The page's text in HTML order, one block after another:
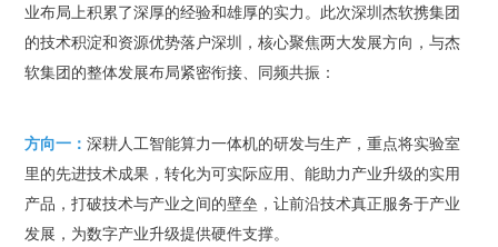
业布局上积累了深厚的经验和雄厚的实力。此次深圳杰软携集团
的技术积淀和资源优势落户深圳，核心聚焦两大发展方向，与杰
软集团的整体发展布局紧密衔接、同频共振：
方向一：深耕人工智能算力一体机的研发与生产，重点将实验室
里的先进技术成果，转化为可实际应用、能助力产业升级的实用
产品，打破技术与产业之间的壁垒，让前沿技术真正服务于产业
发展，为数字产业升级提供硬件支撑。